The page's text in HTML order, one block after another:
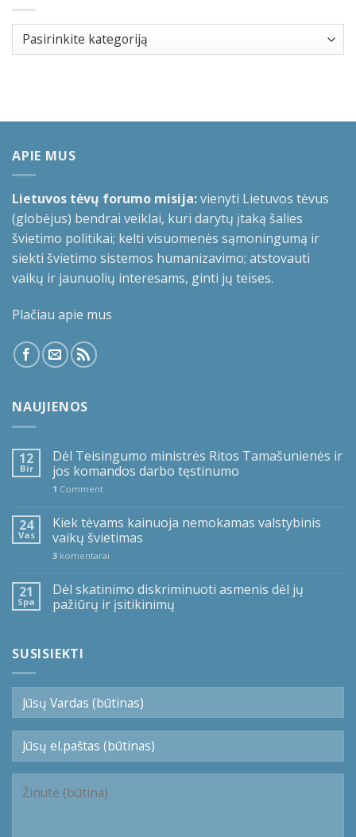
Kategorijos
APIE MUS
Lietuvos tėvų forumo misija:vienyti Lietuvos tėvus
(globėjus) bendrai veiklai, kuri darytų įtaką šalies
švietimo politikai; kelti visuomenės sąmoningumą ir
siekti švietimo sistemos humanizavimo; atstovauti
vaikų ir jaunuolių interesams, ginti jų teises.
Plačiau apie mus
NAUJIENOS
12
Bir
Dėl Teisingumo ministrės Ritos Tamašunienės ir
jos komandos darbo tęstinumo
1 Comment
24
Vas
Kiek tėvams kainuoja nemokamas valstybinis
vaikų švietimas
3 komentarai
21
Spa
Dėl skatinimo diskriminuoti asmenis dėl jų
pažiūrų ir įsitikinimų
SUSISIEKTI